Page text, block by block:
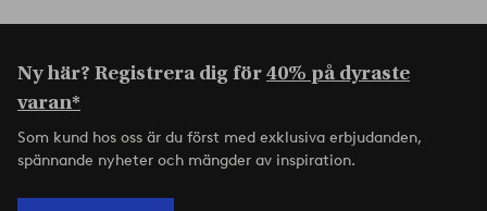
Ny här? Registrera dig för40% på dyraste
varan*
Som kund hos oss är du först med exklusiva erbjudanden,
spännande nyheter och mängder av inspiration.